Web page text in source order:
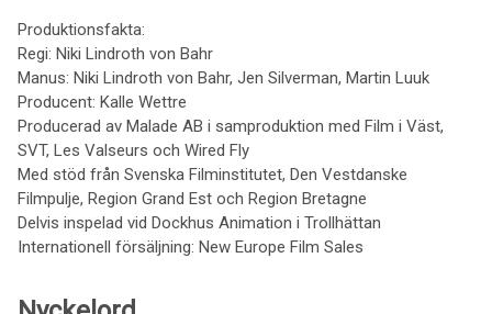
Produktionsfakta:
Regi: Niki Lindroth von Bahr
Manus: Niki Lindroth von Bahr, Jen Silverman, Martin Luuk
Producent: Kalle Wettre
Producerad av Malade AB i samproduktion med Film i Väst,
SVT, Les Valseurs och Wired Fly
Med stöd från Svenska Filminstitutet, Den Vestdanske
Filmpulje, Region Grand Est och Region Bretagne
Delvis inspelad vid Dockhus Animation i Trollhättan
Internationell försäljning: New Europe Film Sales